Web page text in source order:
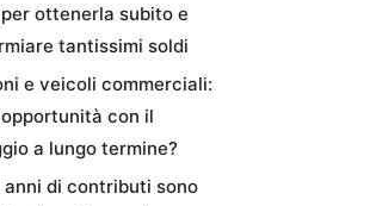
per ottenerla subito e
tantissimi soldi
e veicoli commerciali:
con il
a lungo termine?
anni di contributi sono